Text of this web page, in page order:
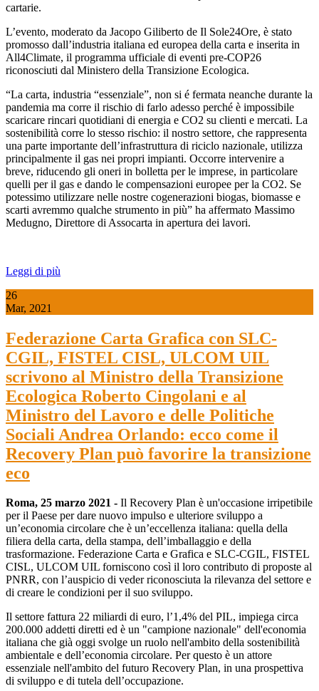
cartarie.
L’evento, moderato da Jacopo Giliberto de Il Sole24Ore, è stato
promosso dall’industria italiana ed europea della carta e inserita in
All4Climate, il programma ufficiale di eventi pre-COP26
riconosciuti dal Ministero della Transizione Ecologica.
“La carta, industria “essenziale”, non si é fermata neanche durante la
pandemia ma corre il rischio di farlo adesso perché è impossibile
scaricare rincari quotidiani di energia e CO2 su clienti e mercati. La
sostenibilità corre lo stesso rischio: il nostro settore, che rappresenta
una parte importante dell’infrastruttura di riciclo nazionale, utilizza
principalmente il gas nei propri impianti. Occorre intervenire a
breve, riducendo gli oneri in bolletta per le imprese, in particolare
quelli per il gas e dando le compensazioni europee per la CO2. Se
potessimo utilizzare nelle nostre cogenerazioni biogas, biomasse e
scarti avremmo qualche strumento in più” ha affermato Massimo
Medugno, Direttore di Assocarta in apertura dei lavori.
Leggi di più
26
Mar, 2021
Federazione Carta Grafica con SLC-
CGIL, FISTEL CISL, ULCOM UIL
scrivono al Ministro della Transizione
Ecologica Roberto Cingolani e al
Ministro del Lavoro e delle Politiche
Sociali Andrea Orlando: ecco come il
Recovery Plan può favorire la transizione
eco
Roma, 25 marzo 2021 - Il Recovery Plan è un'occasione irripetibile
per il Paese per dare nuovo impulso e ulteriore sviluppo a
un’economia circolare che è un’eccellenza italiana: quella della
filiera della carta, della stampa, dell’imballaggio e della
trasformazione. Federazione Carta e Grafica e SLC-CGIL, FISTEL
CISL, ULCOM UIL forniscono così il loro contributo di proposte al
PNRR, con l’auspicio di veder riconosciuta la rilevanza del settore e
di creare le condizioni per il suo sviluppo.
Il settore fattura 22 miliardi di euro, l’1,4% del PIL, impiega circa
200.000 addetti diretti ed è un "campione nazionale" dell'economia
italiana che già oggi svolge un ruolo nell'ambito della sostenibilità
ambientale e dell’economia circolare. Per questo è un attore
essenziale nell'ambito del futuro Recovery Plan, in una prospettiva
di sviluppo e di tutela dell’occupazione.